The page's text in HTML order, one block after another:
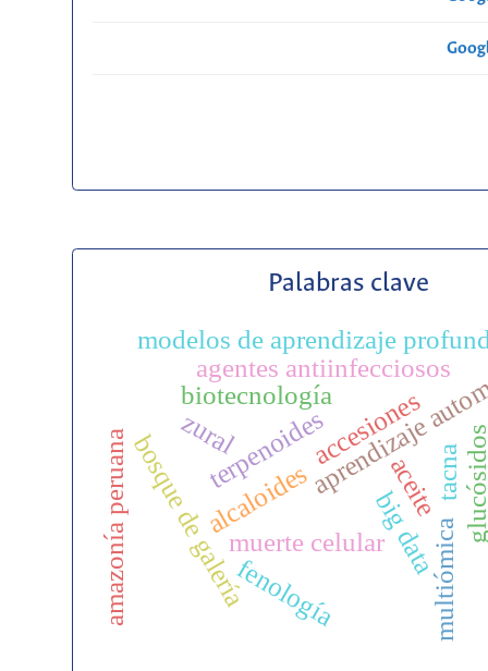
Palabras clave
aprendizaje
big data
modelos de aprendizaje
multiómica
alcaloides
biotecnología
terpenoides
agentes antiinfecciosos
muerte celular
bosque de galeríafenología
zural accesiones
amazonía peruana aceitetacna